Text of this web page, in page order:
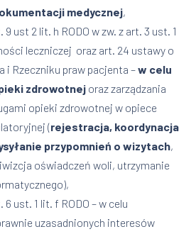
medycznej,
ust 2 lit. h RODO w zw. z art. 3 ust. 1
leczniczej oraz art. 24 ustawy o
i Rzeczniku praw pacjenta –w celu
zdrowotnej oraz zarządzania
opieki zdrowotnej w opiece
(rejestracja, koordynacja
przypomnień o wizytach,
oświadczeń woli, utrzymanie
ust. 1 lit. f RODO – w celu
uzasadnionych interesów